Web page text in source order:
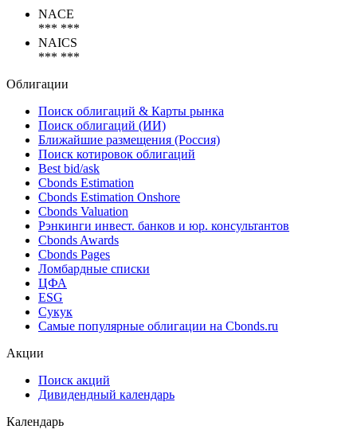
NACE
*** ***
NAICS
*** ***
Облигации
Поиск облигаций & Карты рынка
Поиск облигаций (ИИ)
Ближайшие размещения (Россия)
Поиск котировок облигаций
Best bid/ask
Cbonds Estimation
Cbonds Estimation Onshore
Cbonds Valuation
Рэнкинги инвест. банков и юр. консультантов
Cbonds Awards
Cbonds Pages
Ломбардные списки
ЦФА
ESG
Сукук
Самые популярные облигации на Cbonds.ru
Акции
Поиск акций
Дивидендный календарь
Календарь